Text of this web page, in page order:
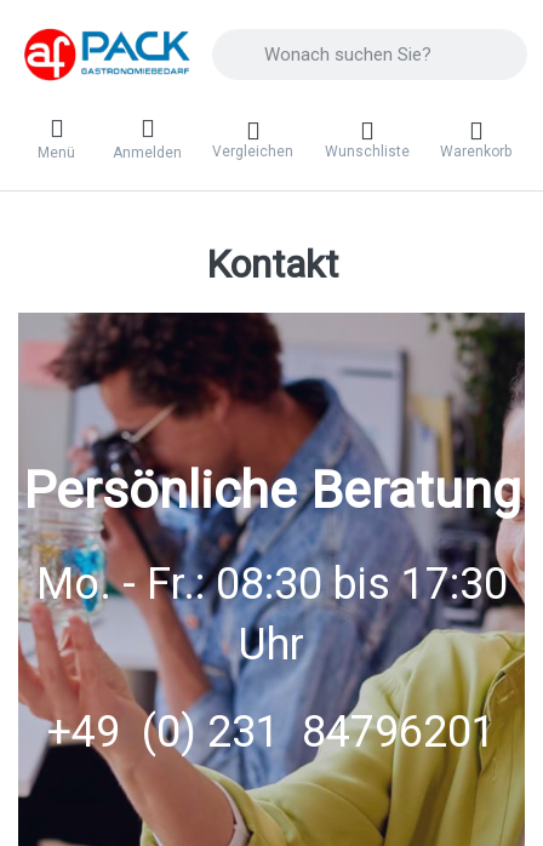
Menü Anmelden Vergleichen Wunschliste Warenkorb
Kontakt
Persönliche Beratung
Mo. - Fr.: 08:30 bis 17:30
Uhr
+49 (0) 231 84796201